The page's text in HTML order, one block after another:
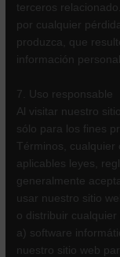
terceros
por cualquier
produzca, que
información
7. Uso responsable
Al visitar nuestro
sólo para los fines
Términos, cualquier
aplicables leyes,
generalmente
usar nuestro sitio
o distribuir
a) software
nuestro sitio web